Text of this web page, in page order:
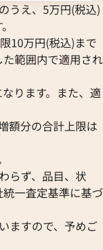
うえ、5万円(税込)
10万円(税込)まで
範囲内で適用され
ります。また、適
額分の合計上限は
らず、品目、状
一査定基準に基づ
ますので、予めご